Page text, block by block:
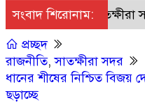
সংবাদ শিরোনাম:সাতক্ষীরা
প্রচ্ছদ
রাজনীতি,সাতক্ষীরা সদর
ধানের শীষের নিশ্চিত বিজয়
ছড়াচ্ছে